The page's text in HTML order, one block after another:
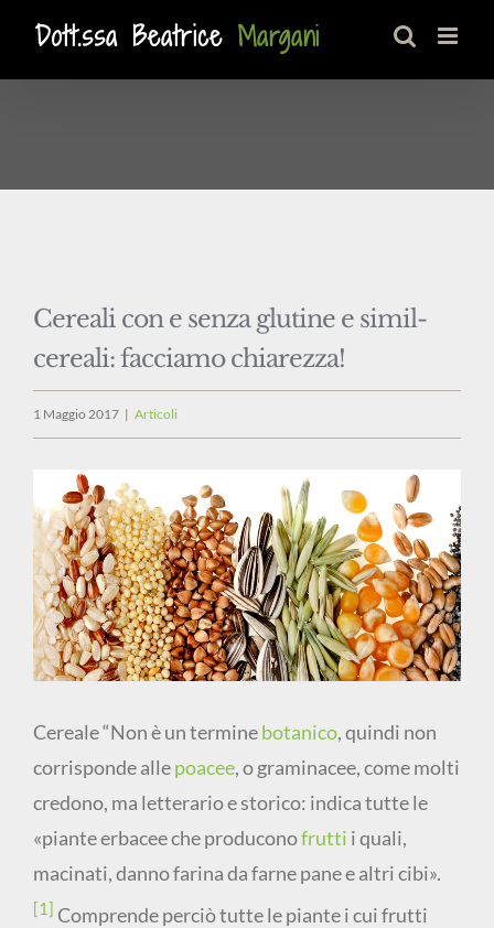
contenuto
Cereali con e senza glutine e simil-
cereali: facciamo chiarezza!
1 Maggio 2017 | Articoli
Ingrandisci
immagine
Cereale “Non è un terminebotanico, quindi non
corrisponde allepoacee, o graminacee, come molti
credono, ma letterario e storico: indica tutte le
«piante erbacee che produconofrutti i quali,
macinati, danno farina da farne pane e altri cibi».
[1] Comprende perciò tutte le piante i cui frutti